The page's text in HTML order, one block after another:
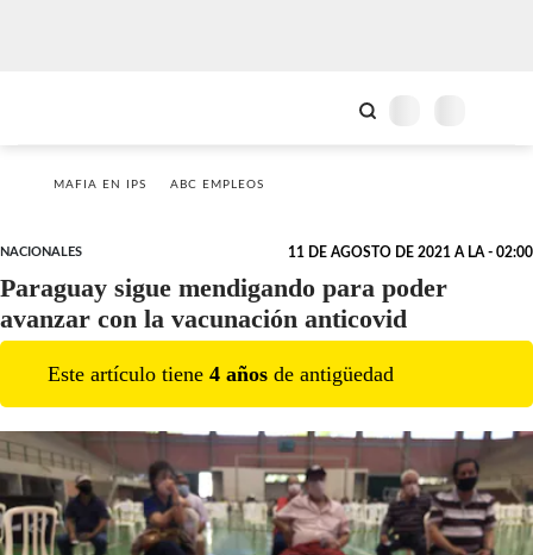
MAFIA EN IPS ABC EMPLEOS
NACIONALES 11 DE AGOSTO DE 2021 A LA - 02:00
Paraguay sigue mendigando para poder
avanzar con la vacunación anticovid
Este artículo tiene 4 años de antigüedad